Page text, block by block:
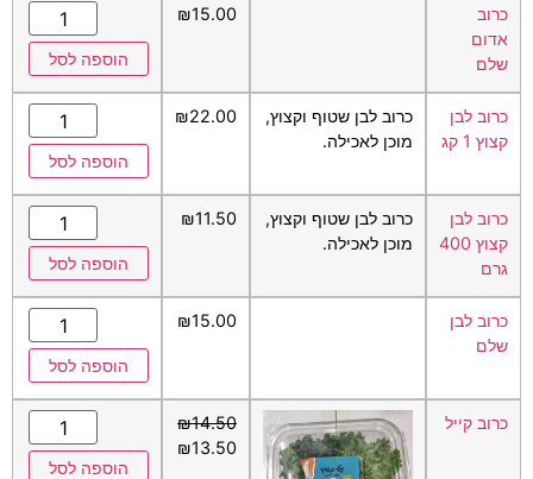
כרוב
אדום
שלם
₪15.00
הוספה לסל
כרוב לבן
קצוץ 1 קג
כרוב לבן שטוף וקצוץ,
מוכן לאכילה.
₪22.00
הוספה לסל
כרוב לבן
קצוץ 400
גרם
כרוב לבן שטוף וקצוץ,
מוכן לאכילה.
₪11.50
הוספה לסל
כרוב לבן
שלם
₪15.00
הוספה לסל
כרוב קייל ₪14.50
₪13.50
הוספה לסל